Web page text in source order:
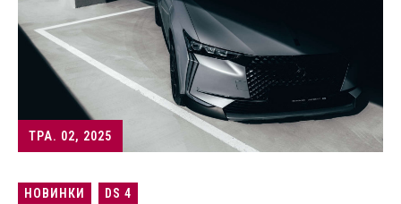
ТРА. 02, 2025
НОВИНКИ DS 4